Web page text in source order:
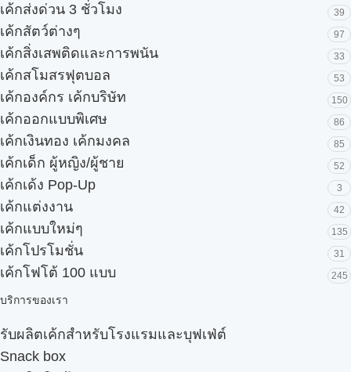
เค้กส่งด่วน 3 ชั่วโมง 39
เค้กสัตว์ต่างๆ 97
เค้กสิ่งเสพติดและการพนัน 33
เค้กสโมสรฟุตบอล 53
เค้กองค์กร เค้กบริษัท 150
เค้กออกแบบพิเศษ 86
เค้กเงินทอง เค้กมงคล 85
เค้กเด็ก ผู้หญิง/ผู้ชาย 52
เค้กเด้ง Pop-Up 3
เค้กแต่งงาน 42
เค้กแบบใหม่ๆ 135
เค้กโปรโมชั่น 31
เค้กโฟโต้ 100 แบบ 245
บริการของเรา
รับผลิตเค้กสำหรับโรงแรมและบุฟเฟ่ต์
Snack box